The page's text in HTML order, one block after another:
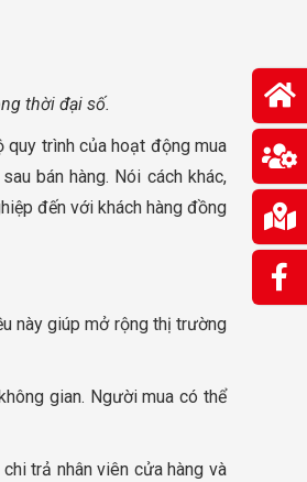
thời đại số.
trình của hoạt động mua
bán hàng. Nói cách khác,
đến với khách hàng đồng
này giúp mở rộng thị trường
gian. Người mua có thể
trả nhân viên cửa hàng và